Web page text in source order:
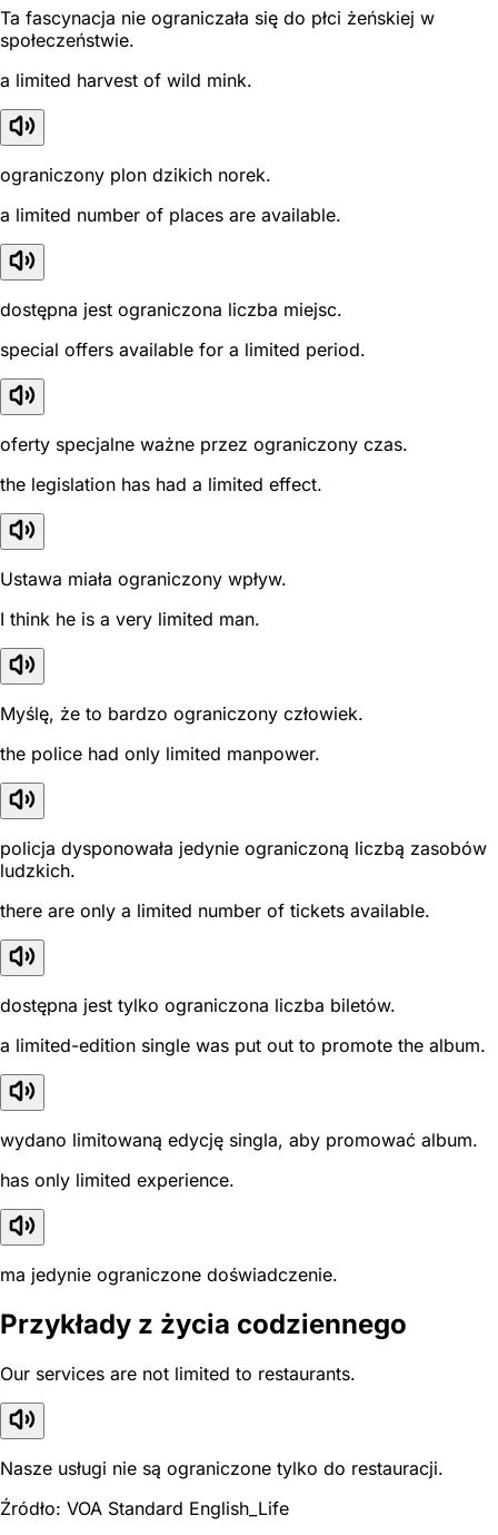
Ta fascynacja nie ograniczała się do płci żeńskiej w
społeczeństwie.
a limited harvest of wild mink.
ograniczony plon dzikich norek.
a limited number of places are available.
dostępna jest ograniczona liczba miejsc.
special offers available for a limited period.
oferty specjalne ważne przez ograniczony czas.
the legislation has had a limited effect.
Ustawa miała ograniczony wpływ.
I think he is a very limited man.
Myślę, że to bardzo ograniczony człowiek.
the police had only limited manpower.
policja dysponowała jedynie ograniczoną liczbą zasobów
ludzkich.
there are only a limited number of tickets available.
dostępna jest tylko ograniczona liczba biletów.
a limited-edition single was put out to promote the album.
wydano limitowaną edycję singla, aby promować album.
has only limited experience.
ma jedynie ograniczone doświadczenie.
Przykłady z życia codziennego
Our services are not limited to restaurants.
Nasze usługi nie są ograniczone tylko do restauracji.
Źródło: VOA Standard English_Life